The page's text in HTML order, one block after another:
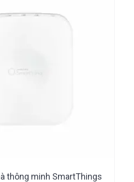
thông minh SmartThings